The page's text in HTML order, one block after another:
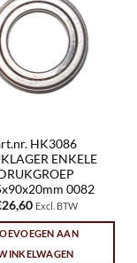
HK3086
ENKELE
0082
26,60 Excl. BTW
AAN